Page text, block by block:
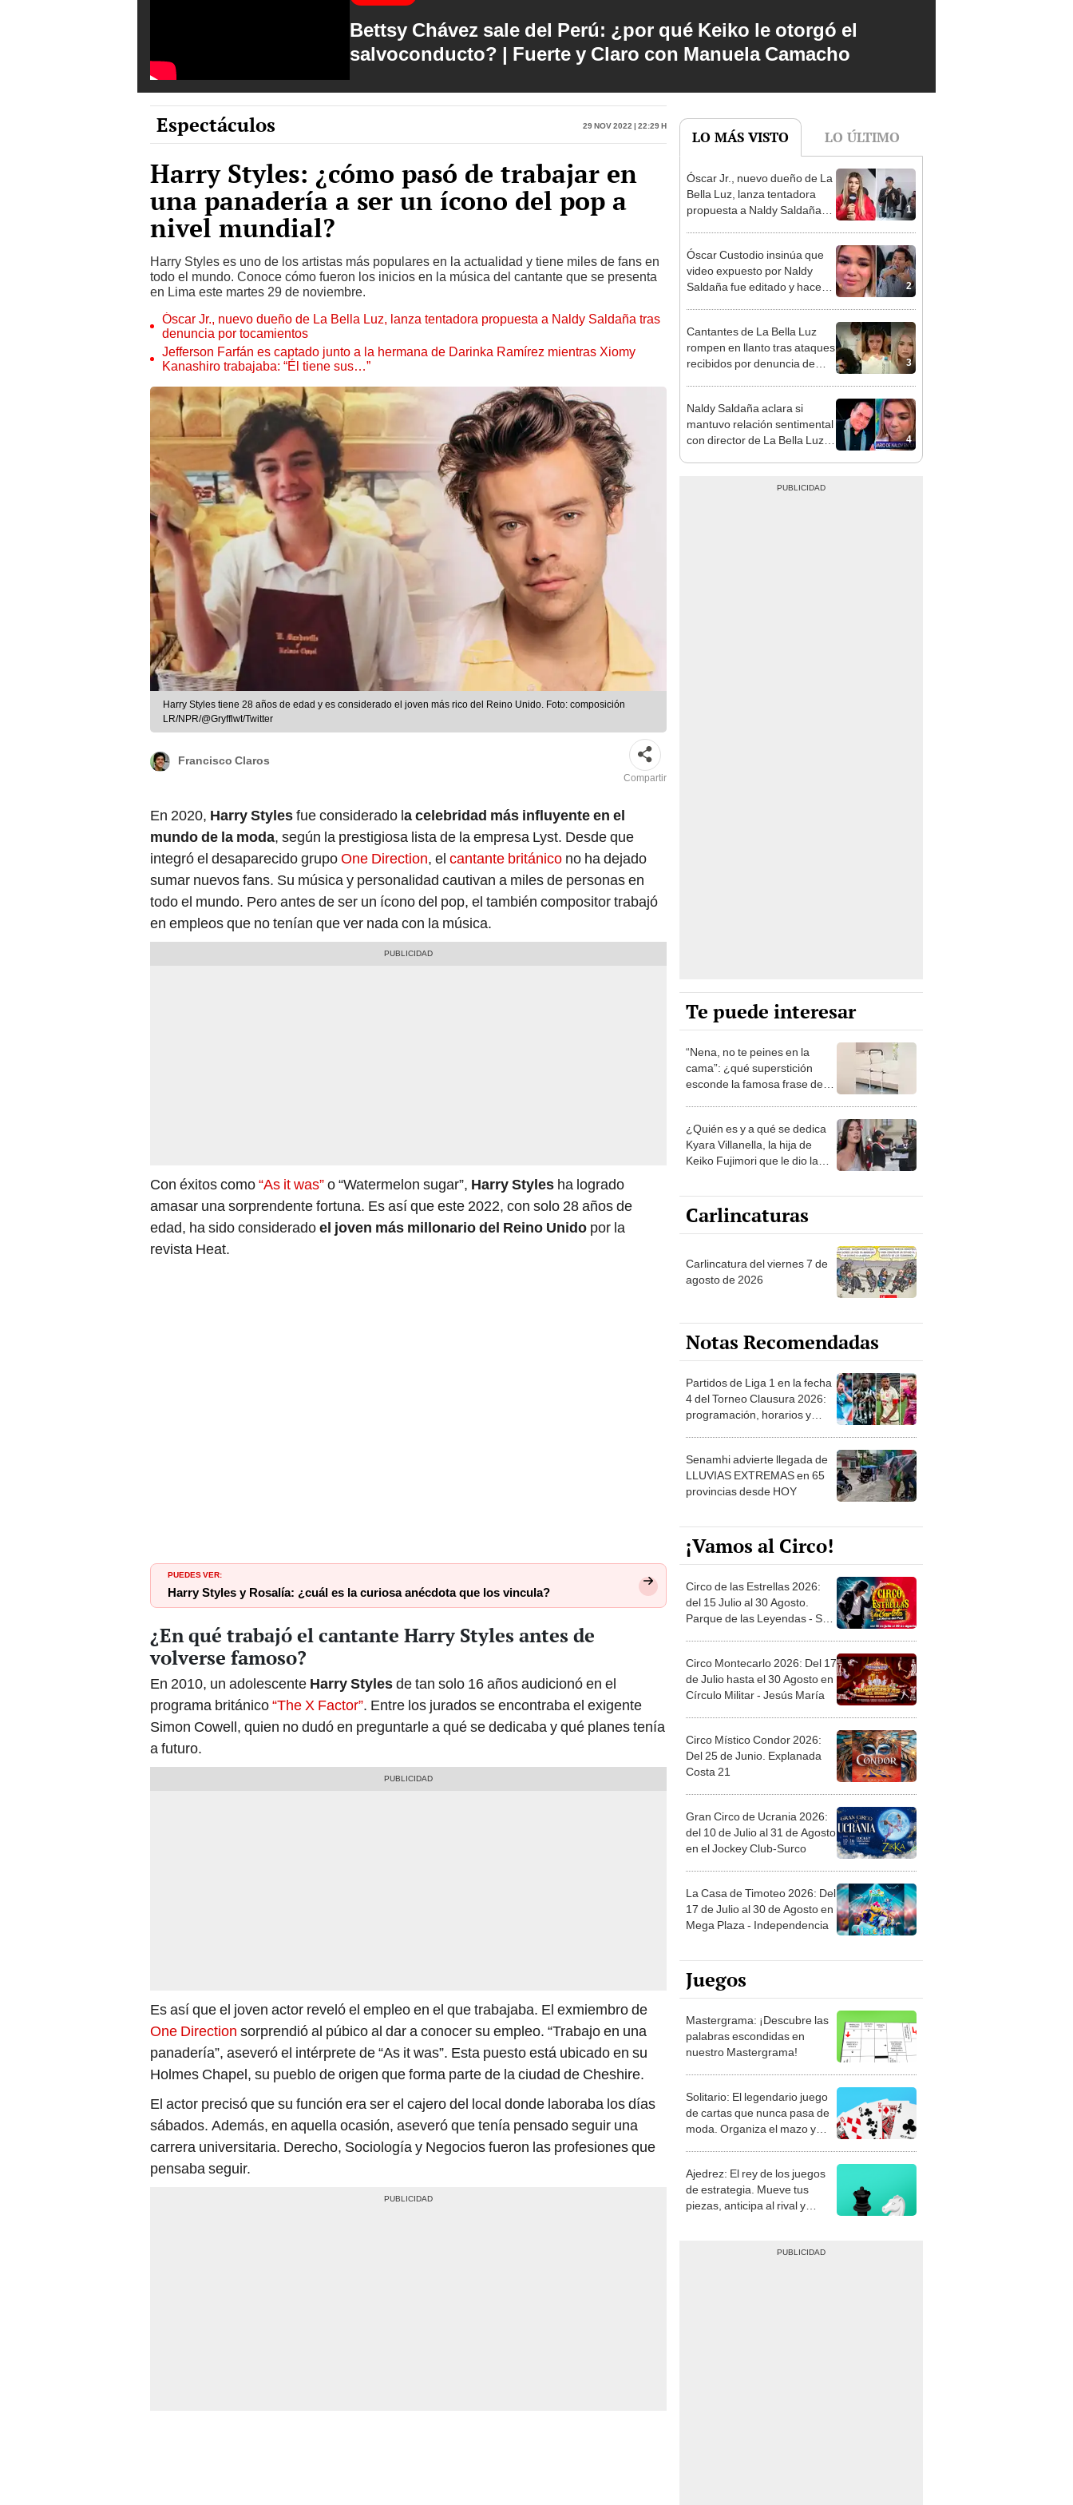
Bettsy Chávez sale del Perú: ¿por qué Keiko le otorgó el
salvoconducto? | Fuerte y Claro con Manuela Camacho
Espectáculos 29 Nov 2022 | 22:29 h
Harry Styles: ¿cómo pasó de trabajar en
una panadería a ser un ícono del pop a
nivel mundial?
Harry Styles es uno de los artistas más populares en la actualidad y tiene miles de fans en
todo el mundo. Conoce cómo fueron los inicios en la música del cantante que se presenta
en Lima este martes 29 de noviembre.
Óscar Jr., nuevo dueño de La Bella Luz, lanza tentadora propuesta a Naldy Saldaña tras
denuncia por tocamientos
Jefferson Farfán es captado junto a la hermana de Darinka Ramírez mientras Xiomy
Kanashiro trabajaba: “Él tiene sus…”
Harry Styles tiene 28 años de edad y es considerado el joven más rico del Reino Unido. Foto: composición
LR/NPR/@Gryfflwt/Twitter
Francisco Claros
Compartir
En 2020, Harry Stylesfue considerado la celebridad más influyente en el
mundo de la moda, según la prestigiosa lista de la empresa Lyst. Desde que
integró el desaparecido grupoOne Direction, el cantante británico no ha dejado
sumar nuevos fans. Su música y personalidad cautivan a miles de personas en
todo el mundo. Pero antes de ser un ícono del pop, el también compositor trabajó
en empleos que no tenían que ver nada con la música.
Con éxitos como“As it was”o “Watermelon sugar”, Harry Styles ha logrado
amasar una sorprendente fortuna. Es así que este 2022, con solo 28 años de
edad, ha sido consideradoel joven más millonario del Reino Unido por la
revista Heat.
PUEDES VER:
Harry Styles y Rosalía: ¿cuál es la curiosa anécdota que los vincula?
¿En qué trabajó el cantante Harry Styles antes de
volverse famoso?
En 2010, un adolescente Harry Stylesde tan solo 16 años audicionó en el
programa británico“The X Factor”. Entre los jurados se encontraba el exigente
Simon Cowell, quien no dudó en preguntarle a qué se dedicaba y qué planes tenía
a futuro.
Es así que el joven actor reveló el empleo en el que trabajaba. El exmiembro de
One Direction sorprendió al púbico al dar a conocer su empleo. “Trabajo en una
panadería”, aseveró el intérprete de “As it was”. Esta puesto está ubicado en su
Holmes Chapel, su pueblo de origen que forma parte de la ciudad de Cheshire.
El actor precisó que su función era ser el cajero del local donde laboraba los días
sábados. Además, en aquella ocasión, aseveró que tenía pensado seguir una
carrera universitaria. Derecho, Sociología y Negocios fueron las profesiones que
pensaba seguir.
LO MÁS VISTO LO ÚLTIMO
1
Óscar Jr., nuevo dueño de La
Bella Luz, lanza tentadora
propuesta a Naldy Saldaña
tipo de ley”
2
Óscar Custodio insinúa que
video expuesto por Naldy
Saldaña fue editado y hace
3
Cantantes de La Bella Luz
rompen en llanto tras ataques
recibidos por denuncia de
4
Naldy Saldaña aclara si
mantuvo relación sentimental
con director de La Bella Luz
Te puede interesar
“Nena, no te peines en la
cama”: ¿qué superstición
esconde la famosa frase de
¿Quién es y a qué se dedica
Kyara Villanella, la hija de
Keiko Fujimori que le dio la
Carlincaturas
Carlincatura del viernes 7 de
agosto de 2026
Notas Recomendadas
Partidos de Liga 1 en la fecha
4 del Torneo Clausura 2026:
programación, horarios y
Senamhi advierte llegada de
LLUVIAS EXTREMAS en 65
provincias desde HOY
¡Vamos al Circo!
Circo de las Estrellas 2026:
del 15 Julio al 30 Agosto.
Parque de las Leyendas - San
Circo Montecarlo 2026: Del 17
de Julio hasta el 30 Agosto en
Círculo Militar - Jesús María
Circo Místico Condor 2026:
Del 25 de Junio. Explanada
Costa 21
Gran Circo de Ucrania 2026:
del 10 de Julio al 31 de Agosto
en el Jockey Club-Surco
La Casa de Timoteo 2026: Del
17 de Julio al 30 de Agosto en
Mega Plaza - Independencia
Juegos
Mastergrama: ¡Descubre las
palabras escondidas en
nuestro Mastergrama!
Solitario: El legendario juego
de cartas que nunca pasa de
moda. Organiza el mazo y
Ajedrez: El rey de los juegos
de estrategia. Mueve tus
piezas, anticipa al rival y